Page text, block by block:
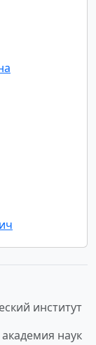
институт
наук